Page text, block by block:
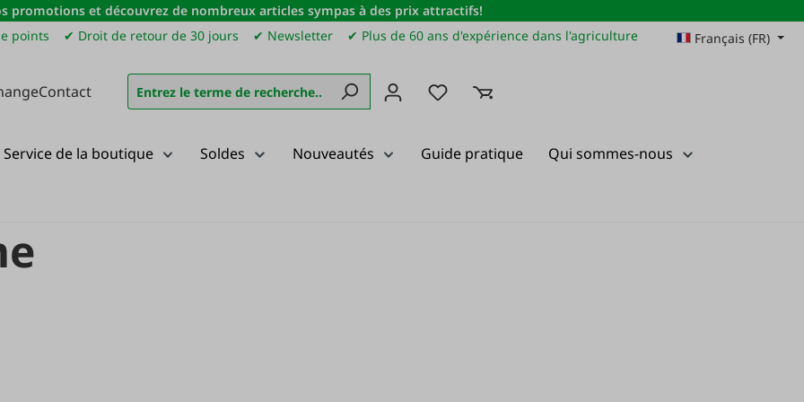
promotions et découvrez de nombreux articles sympas à des prix attractifs!
points ✔ Droit de retour de 30 jours ✔ Newsletter ✔ Plus de 60 ans d'expérience dans l'agriculture Français (FR)
Contact Vous avez 0 articles dans votre liste de souhaits
Service de la boutique Soldes Nouveautés Guide pratique Qui sommes-nous